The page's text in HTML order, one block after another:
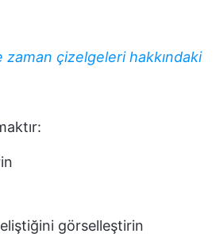
çizelgeleri hakkındaki
görselleştirin